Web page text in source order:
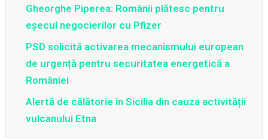
Gheorghe Piperea: Românii plătesc pentru
eșecul negocierilor cu Pfizer
PSD solicită activarea mecanismului european
de urgență pentru securitatea energetică a
României
Alertă de călătorie în Sicilia din cauza activității
vulcanului Etna